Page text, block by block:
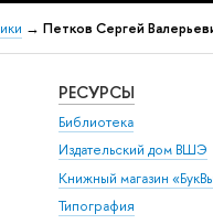
→ Петков Сергей
РЕСУРСЫ
Библиотека
Издательский дом ВШЭ
Книжный магазин
Типография